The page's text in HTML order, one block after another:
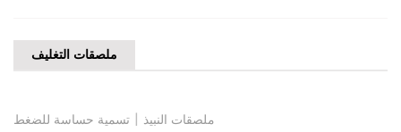
ملصقات التغليف
ملصقات النبيذ | تسمية حساسة للضغط